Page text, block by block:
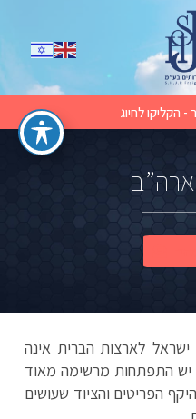
הקליקו לחיוג
ישראל לארצות הברית אינה
התפתחות מרשימה מאוד
הפריטים והציוד שעושים